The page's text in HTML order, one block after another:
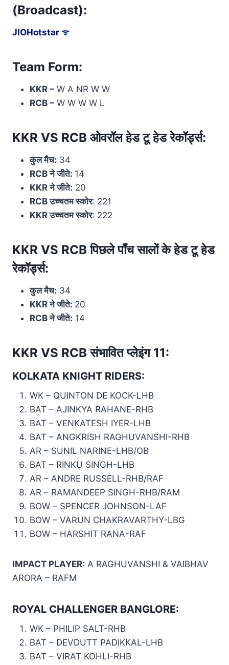
(Broadcast):
JIOHotstar ᯤ
Team Form:
KKR – W A NR W W
RCB – W W W W L
KKR VS RCB ओवरॉल हेड टू हेड रेकॉर्ड्स:
कुल मैच: 34
RCB ने जीते: 14
KKR ने जीते: 20
RCB उच्चतम स्कोर: 221
KKR उच्चतम स्कोर: 222
KKR VS RCB पिछले पाँच सालों के हेड टू हेड
रेकॉर्ड्स:
कुल मैच: 34
KKR ने जीते: 20
RCB ने जीते: 14
KKR VS RCB संभावित प्लेइंग 11:
KOLKATA KNIGHT RIDERS:
WK – QUINTON DE KOCK-LHB
BAT – AJINKYA RAHANE-RHB
BAT – VENKATESH IYER-LHB
BAT – ANGKRISH RAGHUVANSHI-RHB
AR – SUNIL NARINE-LHB/OB
BAT – RINKU SINGH-LHB
AR – ANDRE RUSSELL-RHB/RAF
AR – RAMANDEEP SINGH-RHB/RAM
BOW – SPENCER JOHNSON-LAF
BOW – VARUN CHAKRAVARTHY-LBG
BOW – HARSHIT RANA-RAF
IMPACT PLAYER: A RAGHUVANSHI & VAIBHAV
ARORA – RAFM
ROYAL CHALLENGER BANGLORE:
WK – PHILIP SALT-RHB
BAT – DEVDUTT PADIKKAL-LHB
BAT – VIRAT KOHLI-RHB